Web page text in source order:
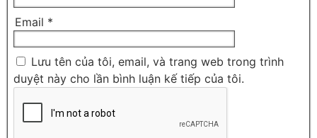
Email *
Lưu tên của tôi, email, và trang web trong trình
duyệt này cho lần bình luận kế tiếp của tôi.